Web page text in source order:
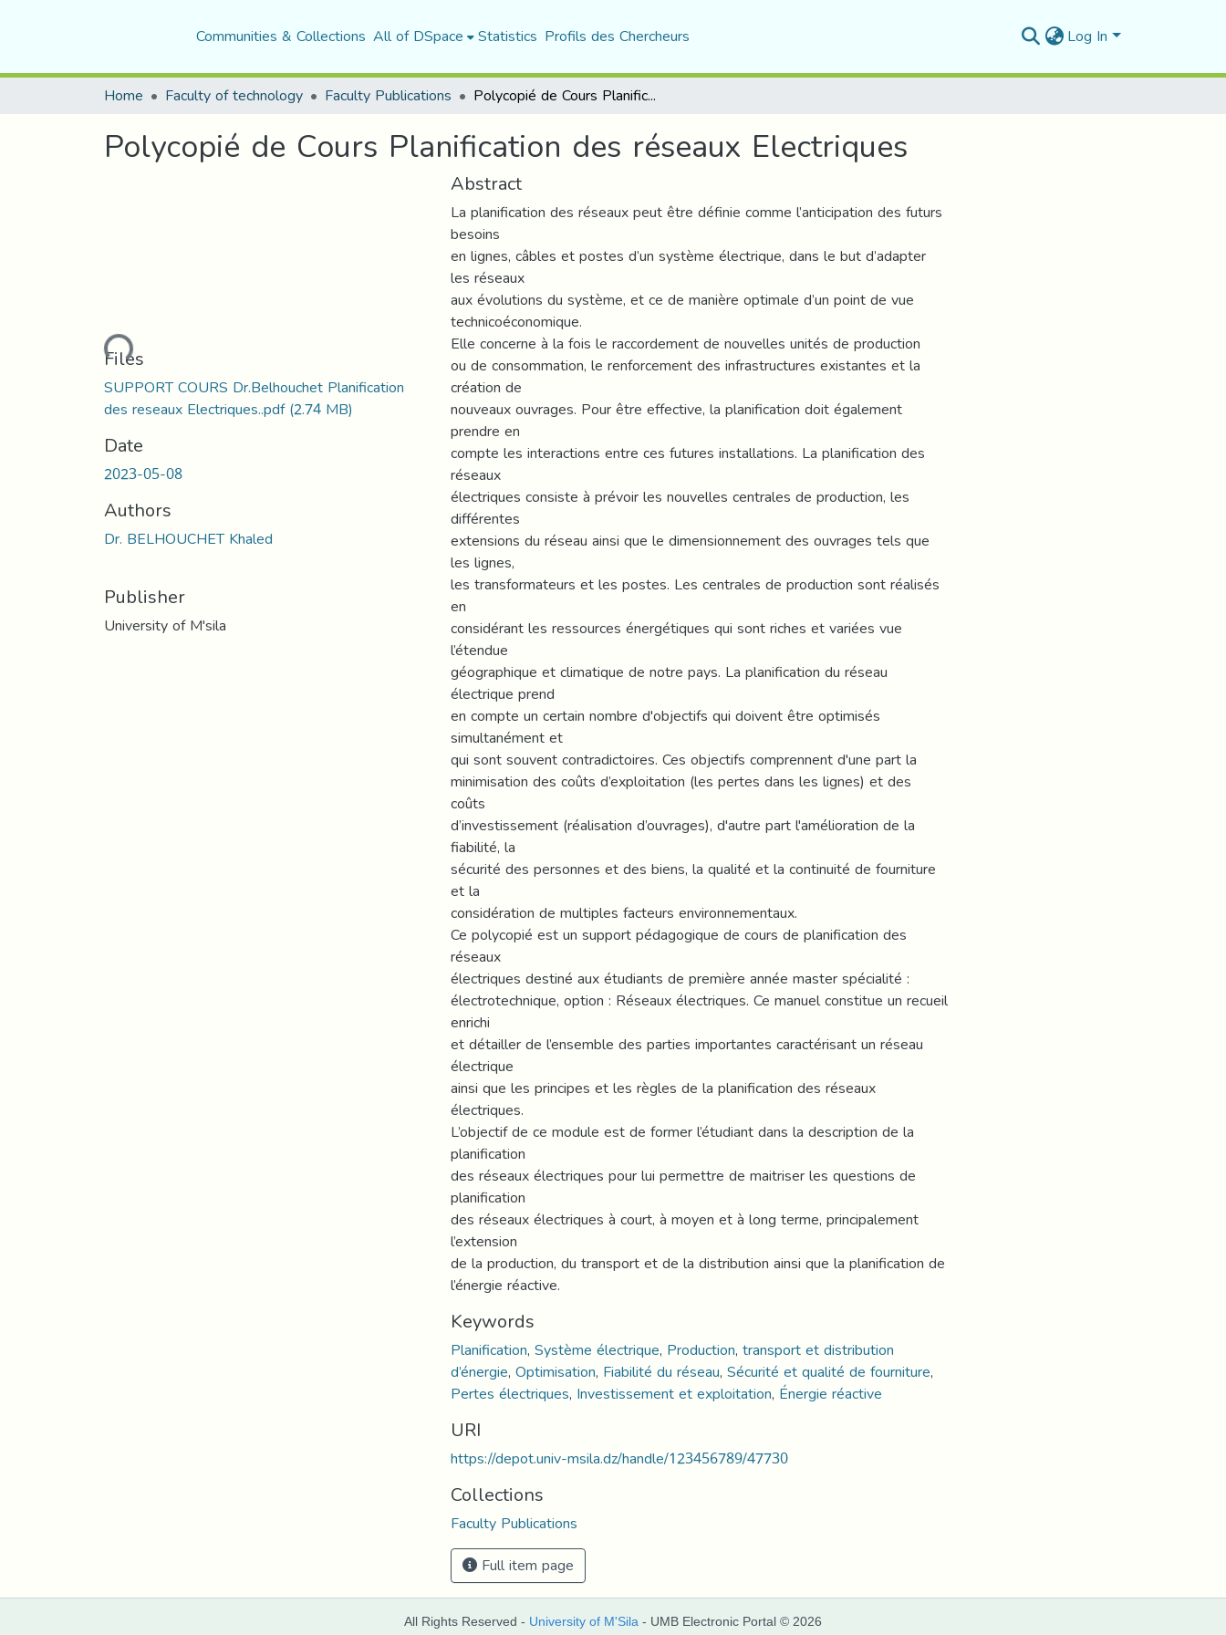
Communities & Collections All of DSpace Statistics Profils des Chercheurs Log In
Home Faculty of technology Faculty Publications Polycopié de Cours Planification des réseaux Electriques
Polycopié de Cours Planification des réseaux Electriques
Loading...
Files
SUPPORT COURS Dr.Belhouchet Planification
des reseaux Electriques..pdf(2.74 MB)
Date
2023-05-08
Authors
Dr. BELHOUCHET Khaled
Publisher
University of M'sila
Abstract
La planification des réseaux peut être définie comme l’anticipation des futurs
besoins
en lignes, câbles et postes d’un système électrique, dans le but d’adapter
les réseaux
aux évolutions du système, et ce de manière optimale d’un point de vue
technicoéconomique.
Elle concerne à la fois le raccordement de nouvelles unités de production
ou de consommation, le renforcement des infrastructures existantes et la
création de
nouveaux ouvrages. Pour être effective, la planification doit également
prendre en
compte les interactions entre ces futures installations. La planification des
réseaux
électriques consiste à prévoir les nouvelles centrales de production, les
différentes
extensions du réseau ainsi que le dimensionnement des ouvrages tels que
les lignes,
les transformateurs et les postes. Les centrales de production sont réalisés
en
considérant les ressources énergétiques qui sont riches et variées vue
l’étendue
géographique et climatique de notre pays. La planification du réseau
électrique prend
en compte un certain nombre d'objectifs qui doivent être optimisés
simultanément et
qui sont souvent contradictoires. Ces objectifs comprennent d'une part la
minimisation des coûts d’exploitation (les pertes dans les lignes) et des
coûts
d’investissement (réalisation d’ouvrages), d'autre part l'amélioration de la
fiabilité, la
sécurité des personnes et des biens, la qualité et la continuité de fourniture
et la
considération de multiples facteurs environnementaux.
Ce polycopié est un support pédagogique de cours de planification des
réseaux
électriques destiné aux étudiants de première année master spécialité :
électrotechnique, option : Réseaux électriques. Ce manuel constitue un recueil
enrichi
et détailler de l’ensemble des parties importantes caractérisant un réseau
électrique
ainsi que les principes et les règles de la planification des réseaux
électriques.
L’objectif de ce module est de former l’étudiant dans la description de la
planification
des réseaux électriques pour lui permettre de maitriser les questions de
planification
des réseaux électriques à court, à moyen et à long terme, principalement
l’extension
de la production, du transport et de la distribution ainsi que la planification de
l’énergie réactive.
Keywords
Planification,Système électrique, Production,transport et distribution
d’énergie,Optimisation, Fiabilité du réseau,Sécurité et qualité de fourniture,
Pertes électriques, Investissement et exploitation, Énergie réactive
URI
https://depot.univ-msila.dz/handle/123456789/47730
Collections
Faculty Publications
Full item page
All Rights Reserved - University of M'Sila - UMB Electronic Portal © 2026